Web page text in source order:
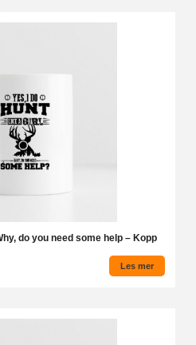
do you need some help – Kopp
Les mer